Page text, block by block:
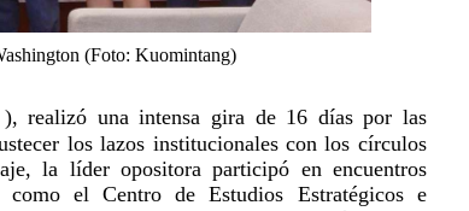
(Foto: Kuomintang)
realizó una intensa gira de 16 días por las
los lazos institucionales con los círculos
la líder opositora participó en encuentros
como el Centro de Estudios Estratégicos e